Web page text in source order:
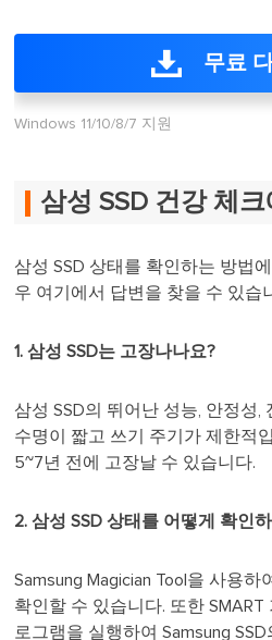
무료
Windows 11/10/8/7 지원
삼성 SSD 건강 체
삼성 SSD 상태를 확인하는 방법
우 여기에서 답변을 찾을 수 있습
1. 삼성 SSD는 고장나나요?
삼성 SSD의 뛰어난 성능, 안정성,
수명이 짧고 쓰기 주기가 제한적
5~7년 전에 고장날 수 있습니다.
2. 삼성 SSD 상태를 어떻게 확인
Samsung Magician Tool을 사용하
확인할 수 있습니다. 또한
로그램을 실행하여 Samsung